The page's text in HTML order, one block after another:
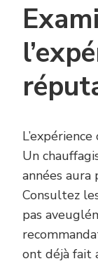
Un
années
Consultez
pas
ont déjà fait